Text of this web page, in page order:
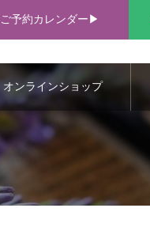
ご予約カレンダー▶︎
オンラインショップ